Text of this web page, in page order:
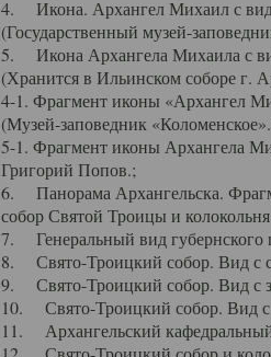
4. Икона. Архангел Михаил с
(Государственный музей-
5. Икона Архангела Михаила с
(Хранится в Ильинском соборе г.
4-1. Фрагмент иконы «Архангел
(Музей-заповедник
5-1. Фрагмент иконы Архангела
Григорий Попов.;
6. Панорама Архангельска.
собор Святой Троицы и
7. Генеральный вид губернского
8. Свято-Троицкий собор. Вид с
9. Свято-Троицкий собор. Вид с
10. Свято-Троицкий собор. Вид
11. Архангельский кафедральный